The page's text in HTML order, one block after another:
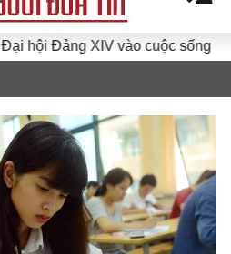
XIV vào cuộc sống